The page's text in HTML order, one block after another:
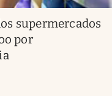
supermercados
por